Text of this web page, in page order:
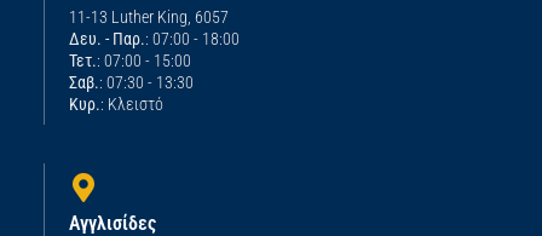
11-13 Luther King, 6057
Δευ. - Παρ.: 07:00 - 18:00
Τετ.: 07:00 - 15:00
Σαβ.: 07:30 - 13:30
Κυρ.: Κλειστό
Αγγλισίδες